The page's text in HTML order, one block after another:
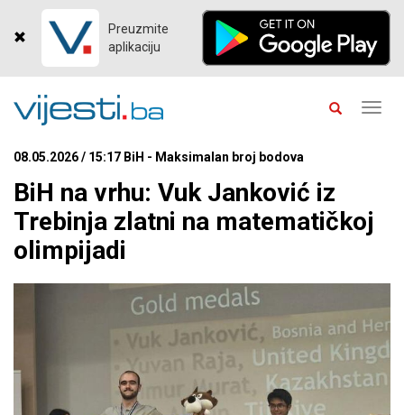
Preuzmite
aplikaciju
08.05.2026 / 15:17 BiH - Maksimalan broj bodova
BiH na vrhu: Vuk Janković iz
Trebinja zlatni na matematičkoj
olimpijadi